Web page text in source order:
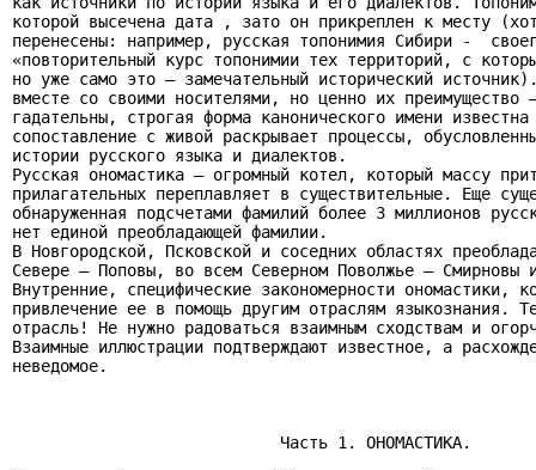
которой высечена дата , зато он прикреплен к месту
перенесены: например, русская топонимия Сибири -
«повторительный курс топонимии тех территорий, с
но уже само это – замечательный исторический
вместе со своими носителями, но ценно их преимущество
гадательны, строгая форма канонического имени
сопоставление с живой раскрывает процессы,
истории русского языка и диалектов.
Русская ономастика – огромный котел, который массу
прилагательных переплавляет в существительные. Еще
обнаруженная подсчетами фамилий более 3 миллионов
нет единой преобладающей фамилии.
В Новгородской, Псковской и соседних областях
Севере – Поповы, во всем Северном Поволжье –
Внутренние, специфические закономерности ономастики,
привлечение ее в помощь другим отраслям языкознания.
отрасль! Не нужно радоваться взаимным сходствам и
Взаимные иллюстрации подтверждают известное, а
неведомое.
                            Часть 1. ОНОМАСТИКА.